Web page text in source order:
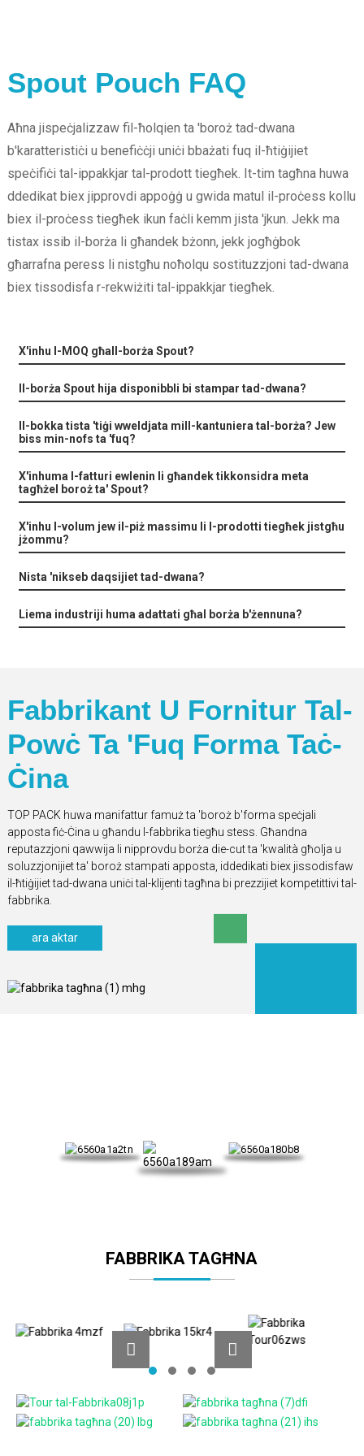
Spout Pouch FAQ
Aħna jispeċjalizzaw fil-ħolqien ta 'boroż tad-dwana
b'karatteristiċi u benefiċċji uniċi bbażati fuq il-ħtiġijiet
speċifiċi tal-ippakkjar tal-prodott tiegħek. It-tim tagħna huwa
ddedikat biex jipprovdi appoġġ u gwida matul il-proċess kollu
biex il-proċess tiegħek ikun faċli kemm jista 'jkun. Jekk ma
tistax issib il-borża li għandek bżonn, jekk jogħġbok
għarrafna peress li nistgħu noħolqu sostituzzjoni tad-dwana
biex tissodisfa r-rekwiżiti tal-ippakkjar tiegħek.
X'inhu l-MOQ għall-borża Spout?
Il-borża Spout hija disponibbli bi stampar tad-dwana?
Il-bokka tista 'tiġi wweldjata mill-kantuniera tal-borża? Jew
biss min-nofs ta 'fuq?
X'inhuma l-fatturi ewlenin li għandek tikkonsidra meta
tagħżel boroż ta' Spout?
X'inhu l-volum jew il-piż massimu li l-prodotti tiegħek jistgħu
jżommu?
Nista 'nikseb daqsijiet tad-dwana?
Liema industriji huma adattati għal borża b'żennuna?
Fabbrikant U Fornitur Tal-
Powċ Ta 'Fuq Forma Taċ-
Ċina
TOP PACK huwa manifattur famuż ta 'boroż b'forma speċjali
apposta fiċ-Ċina u għandu l-fabbrika tiegħu stess. Għandna
reputazzjoni qawwija li nipprovdu borża die-cut ta 'kwalità għolja u
soluzzjonijiet ta' boroż stampati apposta, iddedikati biex jissodisfaw
il-ħtiġijiet tad-dwana uniċi tal-klijenti tagħna bi prezzijiet kompetittivi tal-
fabbrika.
ara aktar
FABBRIKA TAGĦNA